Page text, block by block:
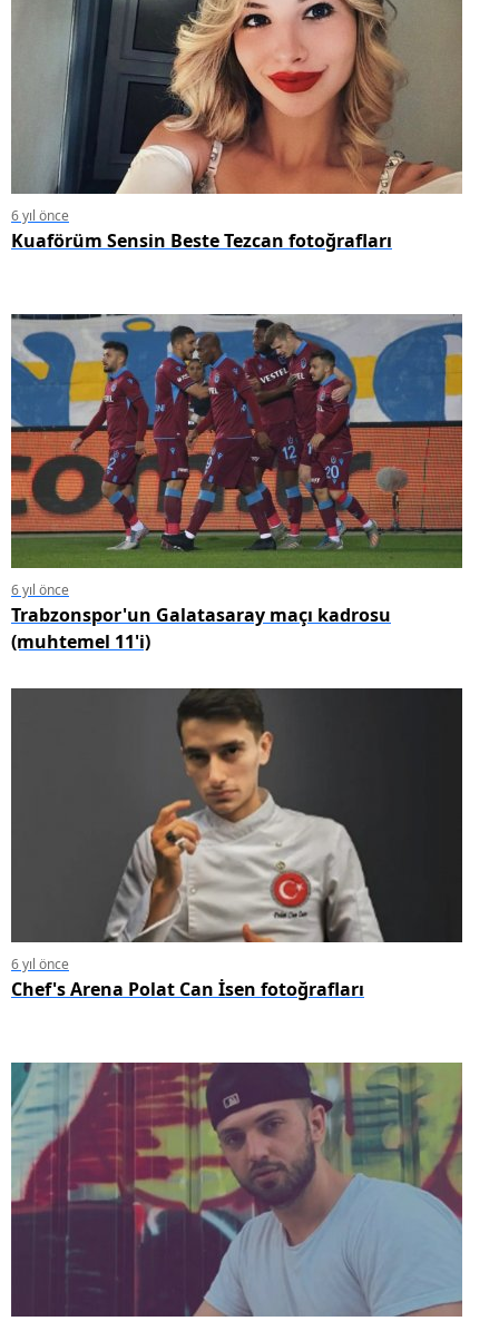
6 yıl önce
Kuaförüm Sensin Beste Tezcan fotoğrafları
6 yıl önce
Trabzonspor'un Galatasaray maçı kadrosu
(muhtemel 11'i)
6 yıl önce
Chef's Arena Polat Can İsen fotoğrafları